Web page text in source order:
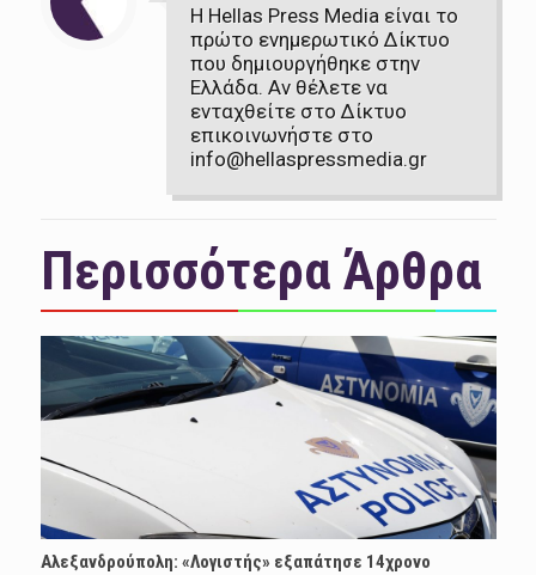
Η Hellas Press Media είναι το
πρώτο ενημερωτικό Δίκτυο
που δημιουργήθηκε στην
Ελλάδα. Αν θέλετε να
ενταχθείτε στο Δίκτυο
επικοινωνήστε στο
info@hellaspressmedia.gr
Περισσότερα Άρθρα
Αλεξανδρούπολη: «Λογιστής» εξαπάτησε 14χρονο